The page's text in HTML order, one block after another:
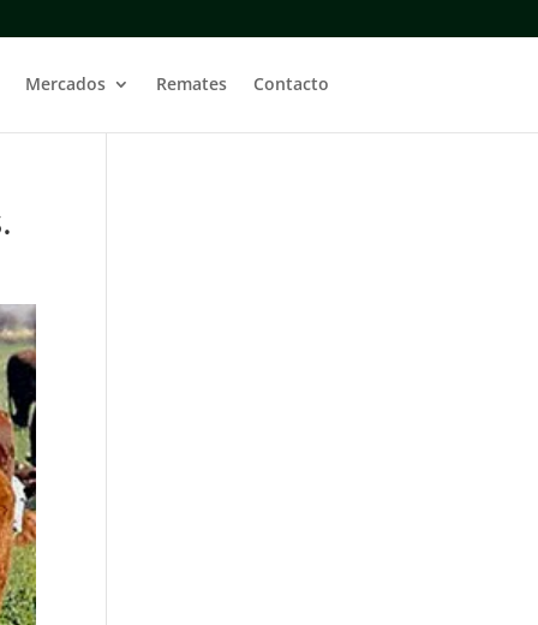
Mercados Remates Contacto